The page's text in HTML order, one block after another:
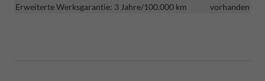
Erweiterte Werksgarantie: 3 Jahre/100.000 km vorhanden